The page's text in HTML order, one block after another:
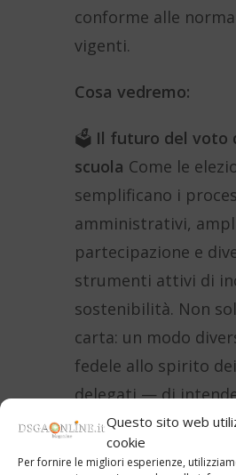
Questo sito web
cookie
Per fornire le migliori esperienze,
conforme alle
vigenti.
Cosa vedremo:
🗳️ Il futuro del voto
scuola Come le
semplificano i
amministrativi,
partecipazione e
strumenti attivi di
sostenibilità. Non
carta: un modo
fedele allo spirito
delegati — di
democrazia
📋Linee guida e